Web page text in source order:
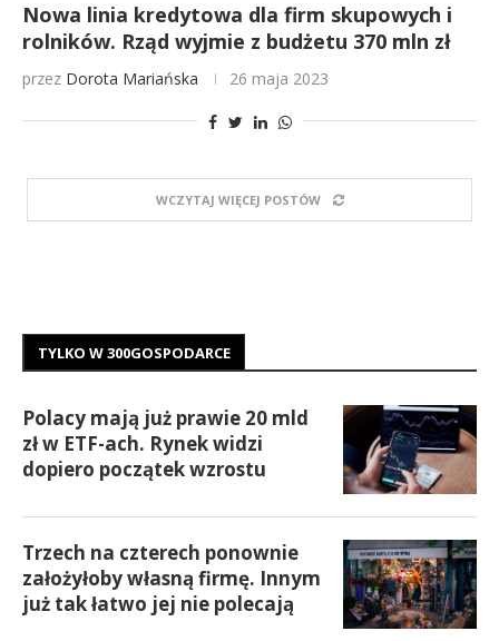
Nowa linia kredytowa dla firm skupowych i
rolników. Rząd wyjmie z budżetu 370 mln zł
przez Dorota Mariańska 26 maja 2023
WCZYTAJ WIĘCEJ POSTÓW
TYLKO W 300GOSPODARCE
Polacy mają już prawie 20 mld
zł w ETF-ach. Rynek widzi
dopiero początek wzrostu
Trzech na czterech ponownie
założyłoby własną firmę. Innym
już tak łatwo jej nie polecają